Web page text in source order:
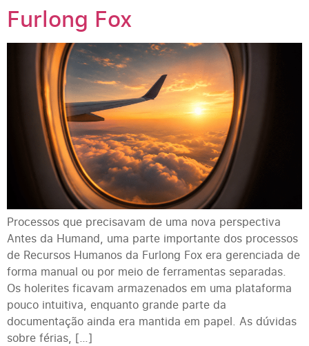
Furlong Fox
Processos que precisavam de uma nova perspectiva
Antes da Humand, uma parte importante dos processos
de Recursos Humanos da Furlong Fox era gerenciada de
forma manual ou por meio de ferramentas separadas.
Os holerites ficavam armazenados em uma plataforma
pouco intuitiva, enquanto grande parte da
documentação ainda era mantida em papel. As dúvidas
sobre férias, […]